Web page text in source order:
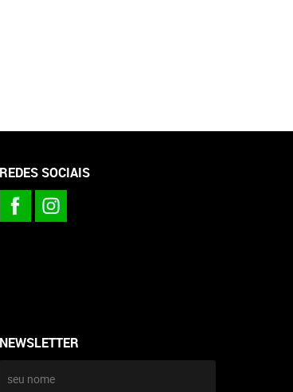
REDES SOCIAIS
NEWSLETTER